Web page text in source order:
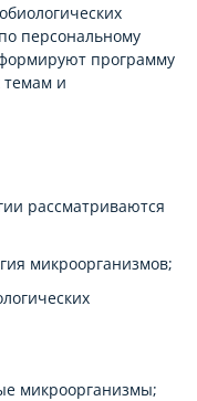
персональному
программу
темам и
рассматриваются
микроорганизмов;
микроорганизмы;